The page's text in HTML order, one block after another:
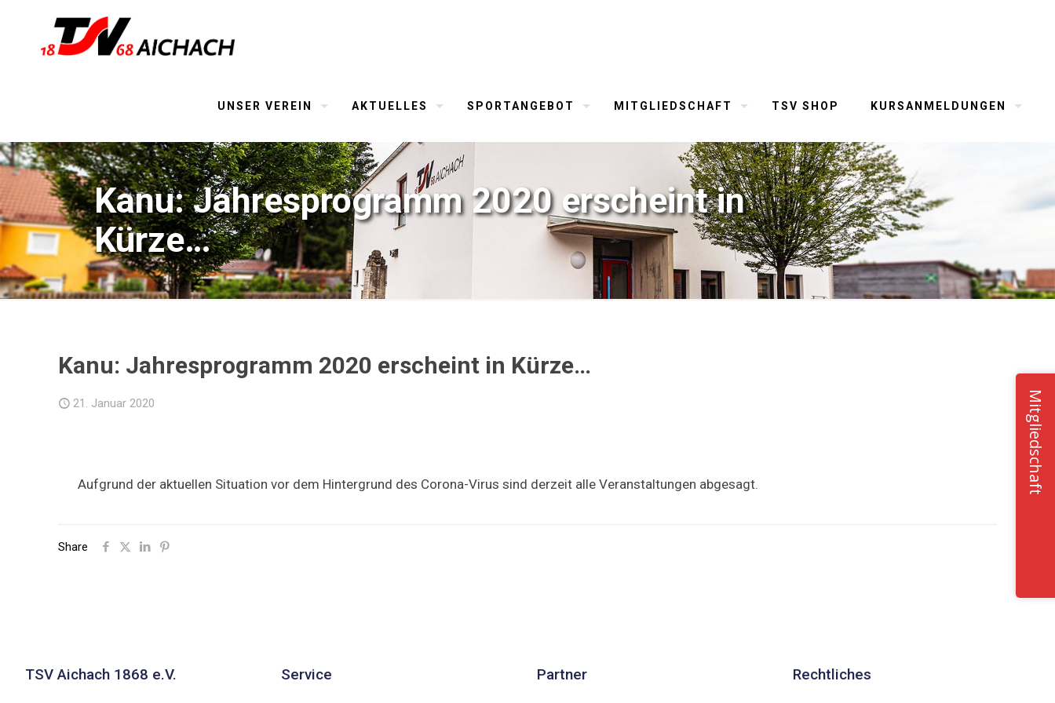
UNSER VEREIN AKTUELLES SPORTANGEBOT MITGLIEDSCHAFT TSV SHOP KURSANMELDUNGEN
Kanu: Jahresprogramm 2020 erscheint in
Kürze…
Kanu: Jahresprogramm 2020 erscheint in Kürze…
21. Januar 2020
Aufgrund der aktuellen Situation vor dem Hintergrund des Corona-Virus sind derzeit alle Veranstaltungen abgesagt.
Share
TSV Aichach 1868 e.V. Service Partner Rechtliches
Mitgliedschaft